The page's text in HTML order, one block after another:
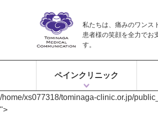
私たちは、痛みのワンス
患者様の笑顔を全力でお
す。
ペインクリニック
ペインクリニックとは？
富永ペインクリニックの
痛みのワンストップ治療
/home/xs077318/tominaga-clinic.or.jp/
">